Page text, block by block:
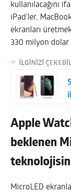
kullanılacağını
iPad’ler,
ekranları
330 milyon dolar
İLGİNİZİ
Apple
beklenen
MicroLED